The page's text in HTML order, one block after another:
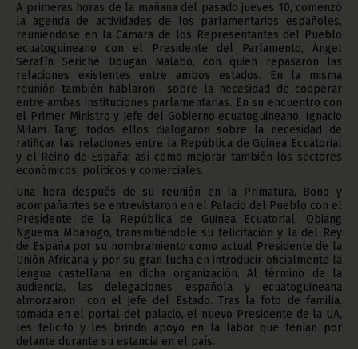
A primeras horas de la mañana del pasado jueves 10, comenzó
la agenda de actividades de los parlamentarios españoles,
reuniéndose en la Cámara de los Representantes del Pueblo
ecuatoguineano con el Presidente del Parlamento, Ángel
Serafín Seriche Dougan Malabo, con quien repasaron las
relaciones existentes entre ambos estados. En la misma
reunión también hablaron sobre la necesidad de cooperar
entre ambas instituciones parlamentarias. En su encuentro con
el Primer Ministro y Jefe del Gobierno ecuatoguineano, Ignacio
Milam Tang, todos ellos dialogaron sobre la necesidad de
ratificar las relaciones entre la República de Guinea Ecuatorial
y el Reino de España; así como mejorar también los sectores
económicos, políticos y comerciales.
Una hora después de su reunión en la Primatura, Bono y
acompañantes se entrevistaron en el Palacio del Pueblo con el
Presidente de la República de Guinea Ecuatorial, Obiang
Nguema Mbasogo, transmitiéndole su felicitación y la del Rey
de España por su nombramiento como actual Presidente de la
Unión Africana y por su gran lucha en introducir oficialmente la
lengua castellana en dicha organización. Al término de la
audiencia, las delegaciones española y ecuatoguineana
almorzaron con el Jefe del Estado. Tras la foto de familia,
tomada en el portal del palacio, el nuevo Presidente de la UA,
les felicitó y les brindó apoyo en la labor que tenían por
delante durante su estancia en el país.